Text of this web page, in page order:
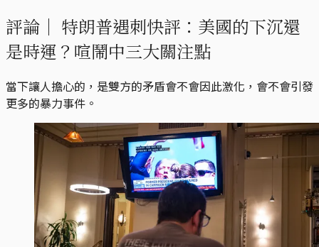
評論｜ 特朗普遇刺快評：美國的下沉還
是時運？喧鬧中三大關注點
當下讓人擔心的，是雙方的矛盾會不會因此激化，會不會引發
更多的暴力事件。